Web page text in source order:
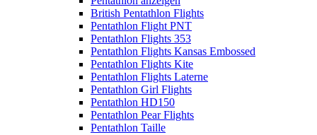
British Pentathlon Flights
Pentathlon Flight PNT
Pentathlon Flights 353
Pentathlon Flights Kansas Embossed
Pentathlon Flights Kite
Pentathlon Flights Laterne
Pentathlon Girl Flights
Pentathlon HD150
Pentathlon Pear Flights
Pentathlon Taille